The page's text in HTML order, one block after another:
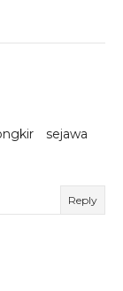
sejawa
Reply